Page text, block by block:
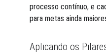
processo contínuo, e
para metas ainda
Aplicando os